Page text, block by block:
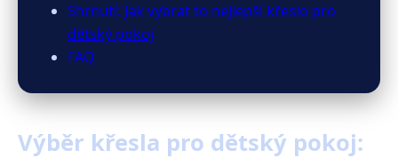
Shrnutí: Jak vybrat to nejlepší křeslo pro
dětský pokoj
FAQ
Výběr křesla pro dětský pokoj: